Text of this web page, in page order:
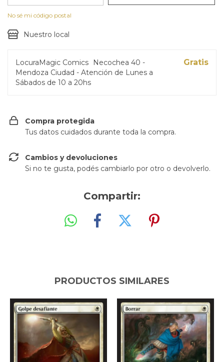
No sé mi código postal
Nuestro local
LocuraMagic Comics
Necochea 40 -
Mendoza Ciudad - Atención de Lunes a
Sábados de 10 a 20hs
Gratis
Compra protegida
Tus datos cuidados durante toda la compra.
Cambios y devoluciones
Si no te gusta, podés cambiarlo por otro o devolverlo.
Compartir:
PRODUCTOS SIMILARES